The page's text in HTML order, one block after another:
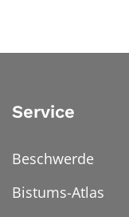
Service
Beschwerde
Bistums-Atlas